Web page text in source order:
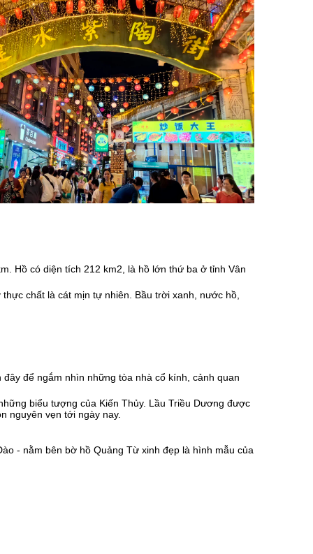
Hồ có diện tích 212 km2, là hồ lớn thứ ba ở tỉnh Vân
chất là cát mịn tự nhiên. Bầu trời xanh, nước hồ,
để ngắm nhìn những tòa nhà cổ kính, cảnh quan
biểu tượng của Kiến Thủy. Lầu Triều Dương được
nguyên vẹn tới ngày nay.
- nằm bên bờ hồ Quảng Từ xinh đẹp là hình mẫu của